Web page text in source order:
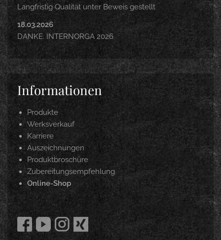
Langfristig Qualität unter Beweis gestellt
18.03.2026
DANKE. INTERNORGA 2026
Informationen
Produkte
Werksverkauf
Karriere
Auszeichnungen
Produktbroschüre
Zubereitungsempfehlung
Online-Shop